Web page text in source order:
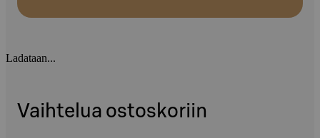
Ladataan...
Vaihtelua ostoskoriin